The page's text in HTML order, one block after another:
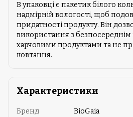
В упаковці є пакетик білого
надмірній вологості, щоб
придатності продукту. Він
використання з безпосереднім
харчовими продуктами та не
ковтання.
Характеристики
Бренд
BioGaia